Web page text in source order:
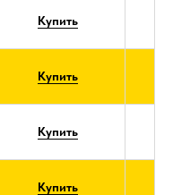
Купить
Купить
Купить
Купить